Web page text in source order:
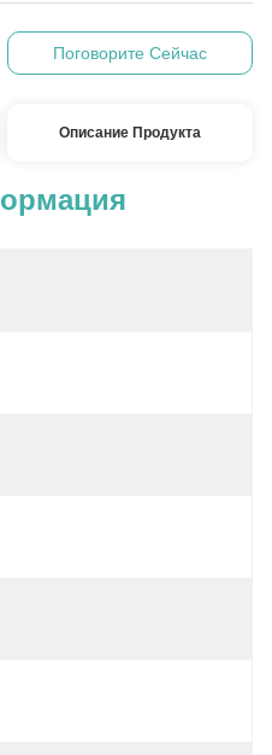
Поговорите Сейчас
Описание Продукта